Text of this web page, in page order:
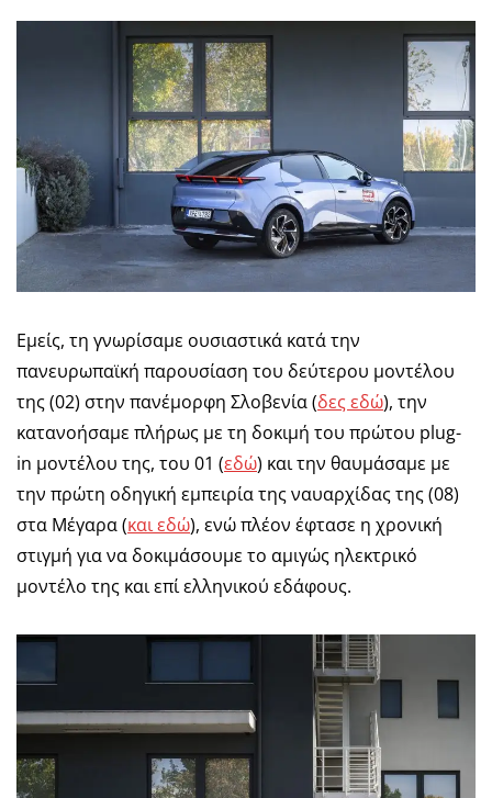
Εμείς, τη γνωρίσαμε ουσιαστικά κατά την
πανευρωπαϊκή παρουσίαση του δεύτερου μοντέλου
της (02) στην πανέμορφη Σλοβενία (δες εδώ), την
κατανοήσαμε πλήρως με τη δοκιμή του πρώτου plug-
in μοντέλου της, του 01 (εδώ) και την θαυμάσαμε με
την πρώτη οδηγική εμπειρία της ναυαρχίδας της (08)
στα Μέγαρα (και εδώ), ενώ πλέον έφτασε η χρονική
στιγμή για να δοκιμάσουμε το αμιγώς ηλεκτρικό
μοντέλο της και επί ελληνικού εδάφους.